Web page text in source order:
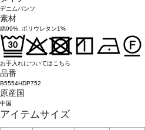
デニムパンツ
素材
綿99%, ポリウレタン1%
お手入れについてはこちら
品番
B5554HDP752
原産国
中国
アイテムサイズ